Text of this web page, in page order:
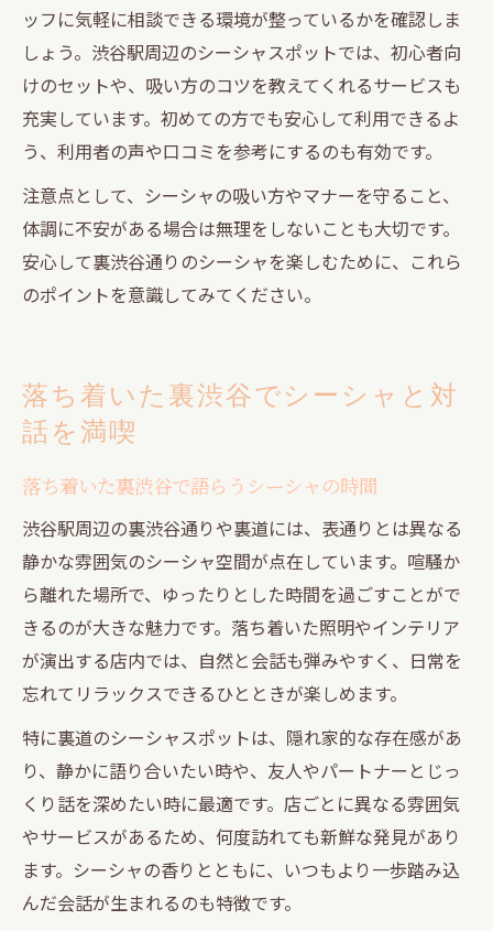
ッフに気軽に相談できる環境が整っているかを確認しま
しょう。渋谷駅周辺のシーシャスポットでは、初心者向
けのセットや、吸い方のコツを教えてくれるサービスも
充実しています。初めての方でも安心して利用できるよ
う、利用者の声や口コミを参考にするのも有効です。
注意点として、シーシャの吸い方やマナーを守ること、
体調に不安がある場合は無理をしないことも大切です。
安心して裏渋谷通りのシーシャを楽しむために、これら
のポイントを意識してみてください。
落ち着いた裏渋谷でシーシャと対
話を満喫
落ち着いた裏渋谷で語らうシーシャの時間
渋谷駅周辺の裏渋谷通りや裏道には、表通りとは異なる
静かな雰囲気のシーシャ空間が点在しています。喧騒か
ら離れた場所で、ゆったりとした時間を過ごすことがで
きるのが大きな魅力です。落ち着いた照明やインテリア
が演出する店内では、自然と会話も弾みやすく、日常を
忘れてリラックスできるひとときが楽しめます。
特に裏道のシーシャスポットは、隠れ家的な存在感があ
り、静かに語り合いたい時や、友人やパートナーとじっ
くり話を深めたい時に最適です。店ごとに異なる雰囲気
やサービスがあるため、何度訪れても新鮮な発見があり
ます。シーシャの香りとともに、いつもより一歩踏み込
んだ会話が生まれるのも特徴です。